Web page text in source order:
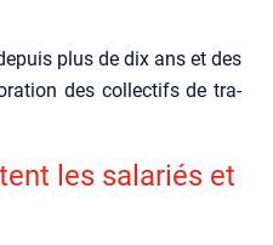
plus de dix ans et des
des col­lec­tifs de tra­
les sala­riés et